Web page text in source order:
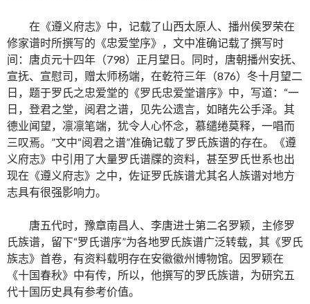
在《遵义府志》中，记载了山西太原人、播州侯罗荣在
修家谱时所撰写的《忠爱堂序》，文中准确记载了撰写时
间：唐贞元十四年（798）正月望日。同时，唐朝播州安抚、
宣抚、宣慰司，赠太师杨端，在乾符三年（876）冬十月望二
日，题于罗氏之忠爱堂的《罗氏忠爱堂谱序》中，写道：“一
日，登君之堂，阅君之谱，见先公遗言，如睹先公手泽。其
德业闻望，凛凛笔端，犹令人心怀念，慕缱绻莫释，一唱而
三叹焉。”文中“阅君之谱”准确记载了罗氏族谱的存在。《遵
义府志》中引用了大量罗氏谱牒的资料，甚至罗氏世系也出
现在《遵义府志》之中，佐证罗氏族谱尤其名人族谱对地方
志具有很强影响力。
唐五代时，豫章南昌人、李唐进士第二名罗颖，主修罗
氏族谱，留下“罗氏谱序”为各地罗氏族谱广泛转载，其《罗氏
族志》首卷，有资料载明存在安徽徽州博物馆。因罗颖在
《十国春秋》中有传，所以，他撰写的罗氏族谱，为研究五
代十国历史具有参考价值。